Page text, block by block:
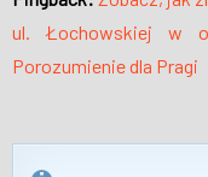
ul. Łochowskiej w
Porozumienie dla Pragi